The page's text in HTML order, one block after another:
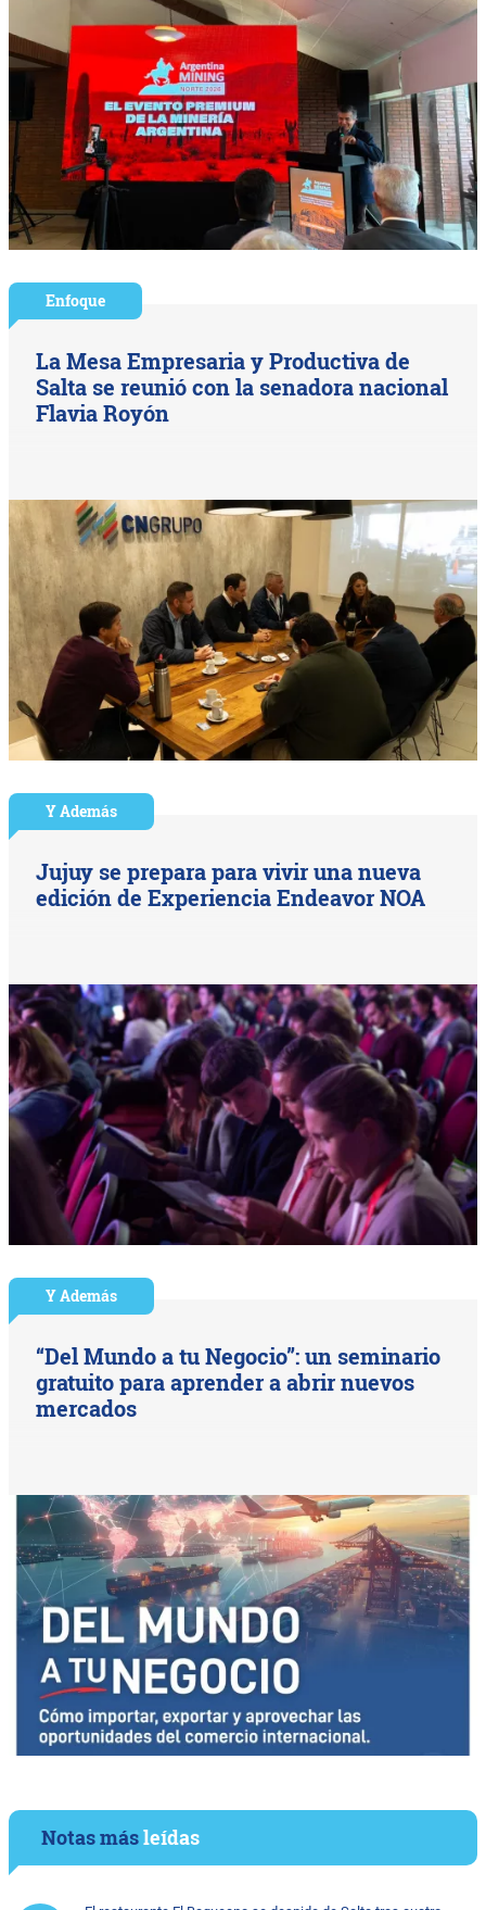
Enfoque
La Mesa Empresaria y Productiva de
Salta se reunió con la senadora nacional
Flavia Royón
Y Además
Jujuy se prepara para vivir una nueva
edición de Experiencia Endeavor NOA
Y Además
“Del Mundo a tu Negocio”: un seminario
gratuito para aprender a abrir nuevos
mercados
Notas másleídas